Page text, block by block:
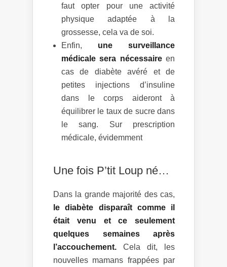
faut opter pour une activité
physique adaptée à la
grossesse, cela va de soi.
Enfin, une surveillance
médicale sera nécessaireen
cas de diabète avéré et de
petites injections d’insuline
dans le corps aideront à
équilibrer le taux de sucre dans
le sang. Sur prescription
médicale, évidemment
Une fois P’tit Loup né…
Dans la grande majorité des cas,
le diabète disparaît comme il
était venu et ce seulement
quelques semaines après
l’accouchement. Cela dit, les
nouvelles mamans frappées par